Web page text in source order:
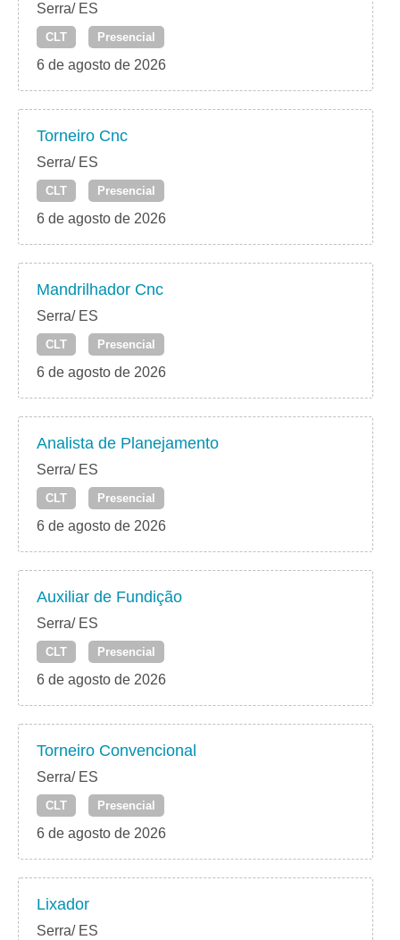
Serra/ ES
CLT Presencial
6 de agosto de 2026
Torneiro Cnc
Serra/ ES
CLT Presencial
6 de agosto de 2026
Mandrilhador Cnc
Serra/ ES
CLT Presencial
6 de agosto de 2026
Analista de Planejamento
Serra/ ES
CLT Presencial
6 de agosto de 2026
Auxiliar de Fundição
Serra/ ES
CLT Presencial
6 de agosto de 2026
Torneiro Convencional
Serra/ ES
CLT Presencial
6 de agosto de 2026
Lixador
Serra/ ES